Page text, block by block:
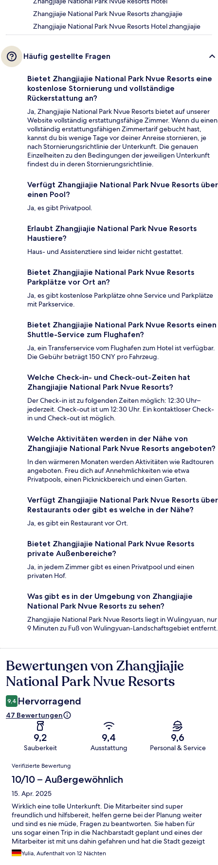
Zhangjiajie National Park Nvue Resorts zhangjiajie
Zhangjiajie National Park Nvue Resorts Hotel zhangjiajie
Häufig gestellte Fragen
Bietet Zhangjiajie National Park Nvue Resorts eine
kostenlose Stornierung und vollständige
Rückerstattung an?
Ja, Zhangjiajie National Park Nvue Resorts bietet auf unserer
Website vollständig erstattungsfähige Zimmer. Wenn du einen
vollständig erstattungsfähigen Zimmertarif gebucht hast,
kannst du bis wenige Tage vor deiner Anreise stornieren, je
nach Stornierungsrichtlinie der Unterkunft. Die genauen
Einzelheiten zu den Bedingungen der jeweiligen Unterkunft
findest du in deren Stornierungsrichtlinie.
Verfügt Zhangjiajie National Park Nvue Resorts über
einen Pool?
Ja, es gibt Privatpool.
Erlaubt Zhangjiajie National Park Nvue Resorts
Haustiere?
Haus- und Assistenztiere sind leider nicht gestattet.
Bietet Zhangjiajie National Park Nvue Resorts
Parkplätze vor Ort an?
Ja, es gibt kostenlose Parkplätze ohne Service und Parkplätze
mit Parkservice.
Bietet Zhangjiajie National Park Nvue Resorts einen
Shuttle-Service zum Flughafen?
Ja, ein Transferservice vom Flughafen zum Hotel ist verfügbar.
Die Gebühr beträgt 150 CNY pro Fahrzeug.
Welche Check-in- und Check-out-Zeiten hat
Zhangjiajie National Park Nvue Resorts?
Der Check-in ist zu folgenden Zeiten möglich: 12:30 Uhr–
jederzeit. Check-out ist um 12:30 Uhr. Ein kontaktloser Check-
in und Check-out ist möglich.
Welche Aktivitäten werden in der Nähe von
Zhangjiajie National Park Nvue Resorts angeboten?
In den wärmeren Monaten werden Aktivitäten wie Radtouren
angeboten. Freu dich auf Annehmlichkeiten wie etwa
Privatpools, einen Picknickbereich und einen Garten.
Verfügt Zhangjiajie National Park Nvue Resorts über
Restaurants oder gibt es welche in der Nähe?
Ja, es gibt ein Restaurant vor Ort.
Bietet Zhangjiajie National Park Nvue Resorts
private Außenbereiche?
Ja, in jedem Zimmer gibt es einen Privatpool und einen
privaten Hof.
Was gibt es in der Umgebung von Zhangjiajie
National Park Nvue Resorts zu sehen?
Zhangjiajie National Park Nvue Resorts liegt in Wulingyuan, nur
9 Minuten zu Fuß von Wulingyuan-Landschaftsgebiet entfernt.
Bewertungen
Bewertungen von Zhangjiajie
National Park Nvue Resorts
9,4 Hervorragend
47 Bewertungen
9,2
Sauberkeit
9,4
Ausstattung
9,6
Personal & Service
Bewertungen
Verifizierte Bewertung
10/10 – Außergewöhnlich
15. Apr. 2025
Wirklich eine tolle Unterkunft. Die Mitarbeiter sind super
freundlich und hilfsbereit, helfen gerne bei der Planung weiter
und sind es nie müde, Fragen zu beantworten. Sie haben für
uns sogar einen Trip in die Nachbarstadt geplant und eines der
Mitarbeiter ist mit uns dahin gefahren und hat die Stadt gezeigt
:) Und als wir Medikamente gebraucht haben, hat ein
Mitarbeiter uns zum Arzt gefahren und hat sich mit um die
Yulia, Aufenthalt von 12 Nächten